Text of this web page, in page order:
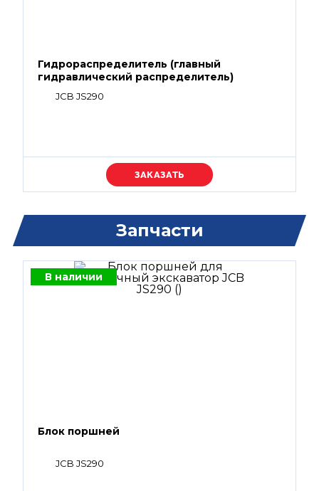
Гидрораспределитель (главный
гидравлический распределитель)
JCB JS290
Уточняйте цену
Запчасти
В наличии
Блок поршней
JCB JS290